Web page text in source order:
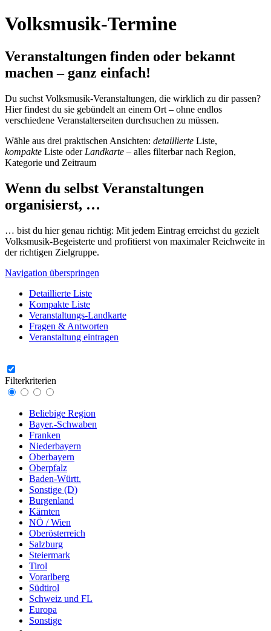
Volksmusik-Termine
Veranstaltungen finden oder bekannt
machen – ganz einfach!
Du suchst Volksmusik-Veranstaltungen, die wirklich zu dir passen?
Hier findest du sie gebündelt an einem Ort – ohne endlos
verschiedene Veranstalterseiten durchsuchen zu müssen.
Wähle aus drei praktischen Ansichten: detaillierte Liste,
kompakte Liste oder Landkarte – alles filterbar nach Region,
Kategorie und Zeitraum
Wenn du selbst Veranstaltungen
organisierst, …
… bist du hier genau richtig: Mit jedem Eintrag erreichst du gezielt
Volksmusik-Begeisterte und profitierst von maximaler Reichweite in
der richtigen Zielgruppe.
Navigation überspringen
Detaillierte Liste
Kompakte Liste
Veranstaltungs-Landkarte
Fragen & Antworten
Veranstaltung eintragen
Filterkriterien
Beliebige Region
Bayer.-Schwaben
Franken
Niederbayern
Oberbayern
Oberpfalz
Baden-Württ.
Sonstige (D)
Burgenland
Kärnten
NÖ / Wien
Oberösterreich
Salzburg
Steiermark
Tirol
Vorarlberg
Südtirol
Schweiz und FL
Europa
Sonstige